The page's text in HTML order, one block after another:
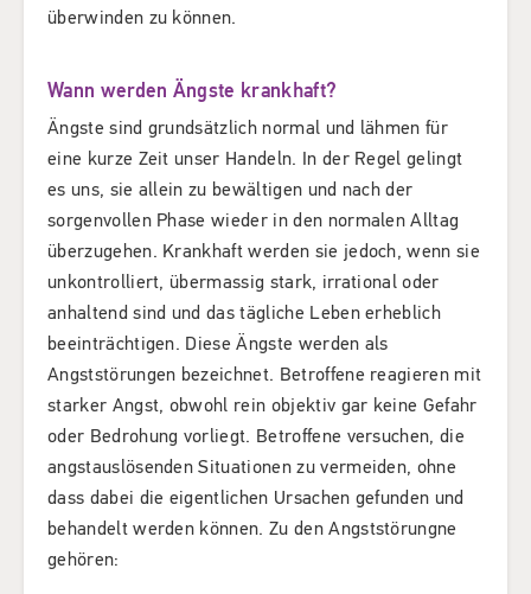
überwinden zu können.
Wann werden Ängste krankhaft?
Ängste sind grundsätzlich normal und lähmen für
eine kurze Zeit unser Handeln. In der Regel gelingt
es uns, sie allein zu bewältigen und nach der
sorgenvollen Phase wieder in den normalen Alltag
überzugehen. Krankhaft werden sie jedoch, wenn sie
unkontrolliert, übermassig stark, irrational oder
anhaltend sind und das tägliche Leben erheblich
beeinträchtigen. Diese Ängste werden als
Angststörungen bezeichnet. Betroffene reagieren mit
starker Angst, obwohl rein objektiv gar keine Gefahr
oder Bedrohung vorliegt. Betroffene versuchen, die
angstauslösenden Situationen zu vermeiden, ohne
dass dabei die eigentlichen Ursachen gefunden und
behandelt werden können. Zu den Angststörungne
gehören: